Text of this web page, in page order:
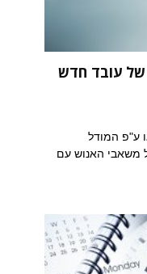
של עובד חדש
ע"פ המודל
משאבי האנוש עם